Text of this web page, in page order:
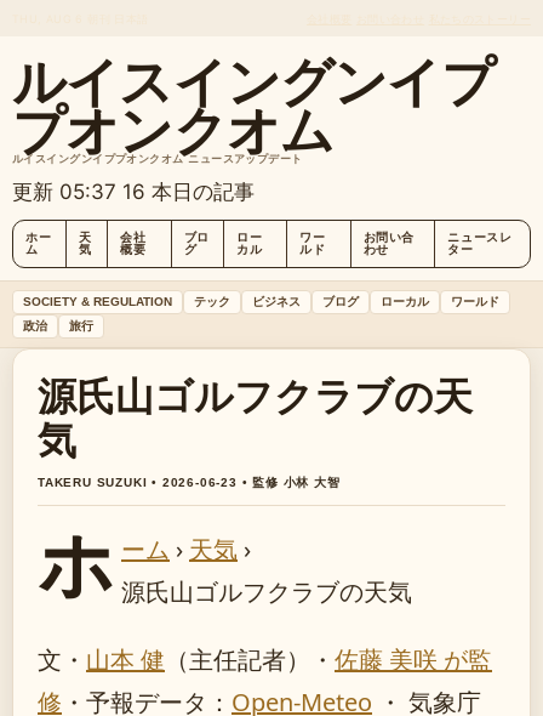
ルイスイングンイプ
プオンクオム
ルイスイングンイププオンクオム ニュースアップデート
更新 05:37 16 本日の記事
ホー
ム
天
気
会社
概要
ブロ
グ
ロー
カル
ワー
ルド
お問い合
わせ
ニュースレ
ター
SOCIETY & REGULATION テック ビジネス ブログ ローカル
ワールド
政治
旅行
源氏山ゴルフクラブの天
気
TAKERU SUZUKI • 2026-06-23 • 監修 小林 大智
ホ ーム › 天気 ›
源氏山ゴルフクラブの天気
文・ 山本 健 （主任記者） ・ 佐藤 美咲 が監
修 ・ 予報データ： Open-Meteo ・ 気象庁